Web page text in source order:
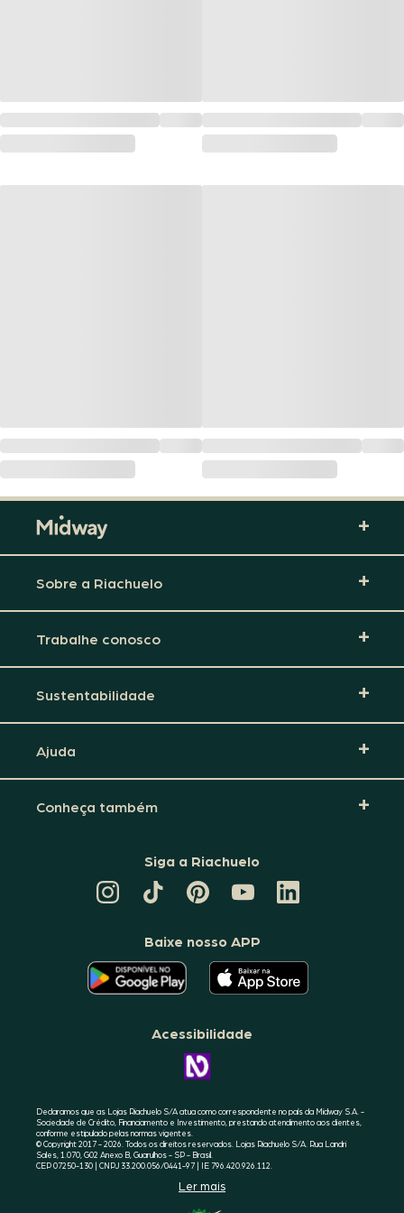
Sobre a Riachuelo
Trabalhe conosco
Sustentabilidade
Ajuda
Conheça também
Siga a Riachuelo
TIKTOK
DA
PINTEREST
DA
CANAL
DA
RIACHUELO
LINKEDIN
DA
Baixe nosso APP
O
APLICATIVO
DA
RIACHUELO
GOOGLE
O
APLICATIVO
DA
RIACHUELO
Acessibilidade
CONHEÇA
A
Declaramos que as Lojas Riachuelo S/A atua como correspondente no país da Midway S.A. -
Sociedade de Crédito, Financiamento e Investimento, prestando atendimento aos clientes,
conforme estipulado pelas normas vigentes.
© Copyright 2017 - 2026. Todos os direitos reservados. Lojas Riachuelo S/A. Rua Landri
Sales, 1.070, G02 Anexo B, Guarulhos - SP - Brasil.
CEP 07250-130 | CNPJ 33.200.056/0441-97 | IE 796.420.926.112.
Ler mais